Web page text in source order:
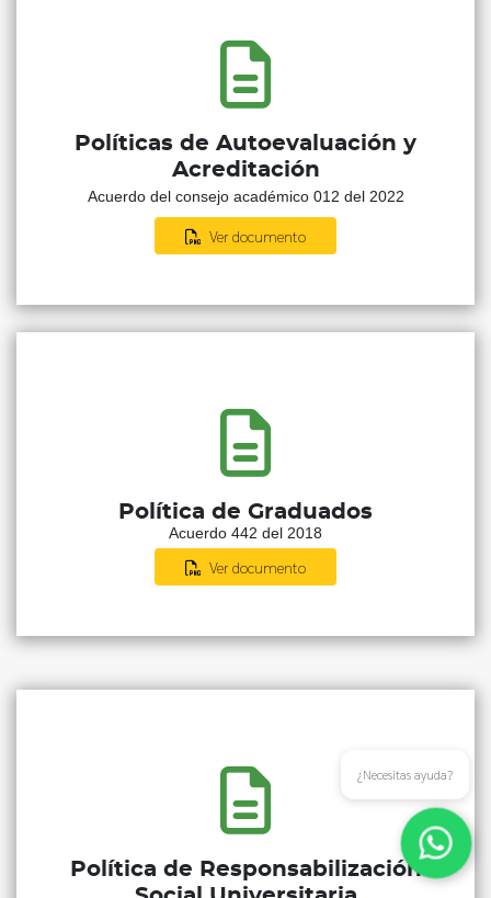
Políticas de Autoevaluación y
Acreditación
Acuerdo del consejo académico 012 del 2022
Ver documento
Política de Graduados
Acuerdo 442 del 2018
Ver documento
Política de Responsabilización
¿Necesitas ayuda?